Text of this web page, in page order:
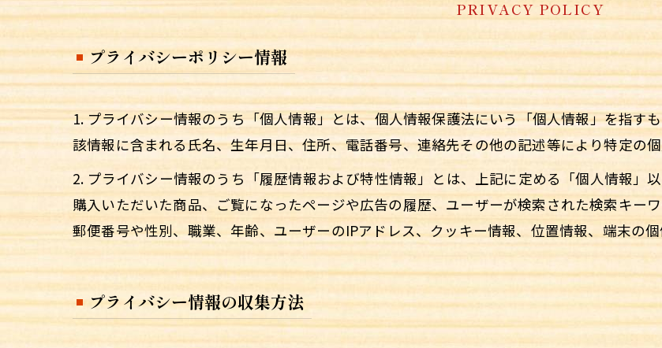
PRIVACY POLICY
プライバシーポリシー情報
1. プライバシー情報のうち「個人情報」とは、個人情報保護法にいう「個人情報」を指す
該情報に含まれる氏名、生年月日、住所、電話番号、連絡先その他の記述等により特定の
2. プライバシー情報のうち「履歴情報および特性情報」とは、上記に定める「個人情報」
購入いただいた商品、ご覧になったページや広告の履歴、ユーザーが検索された検索キー
郵便番号や性別、職業、年齢、ユーザーのIPアドレス、クッキー情報、位置情報、端末の個
プライバシー情報の収集方法